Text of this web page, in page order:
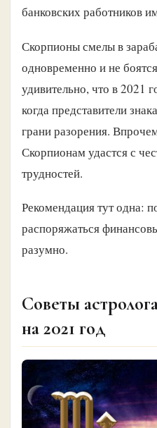
банковских работников
Скорпионы смелы в
одновременно и не
удивительно, что в 2021
когда представители
грани разорения.
Скорпионам удастся с
трудностей.
Рекомендация тут одна:
распоряжаться
разумно.
Советы
на 2021 год